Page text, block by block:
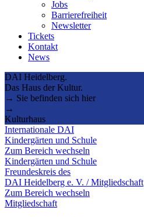
Jobs
Barrierefreiheit
Newsletter
Tickets
Kontakt
News
DAI Heidelberg.
Das Haus der Kultur.
→ Sie befinden sich hier
→
Kulturhaus
Internationale DAI
Kindergärten und Schule
Zum Bereich wechseln
Kindergärten und Schule
Freundeskreis des
DAI Heidelberg e. V. / Mitgliedschaft
Zum Bereich wechseln
Mitgliedschaft